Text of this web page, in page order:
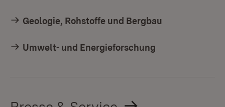
Geologie, Rohstoffe und Bergbau
Umwelt- und Energieforschung